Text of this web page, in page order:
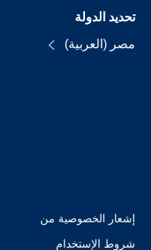
تحديد الدولة
مصر (العربية)
إشعار الخصوصية من
شروط الإستخدام